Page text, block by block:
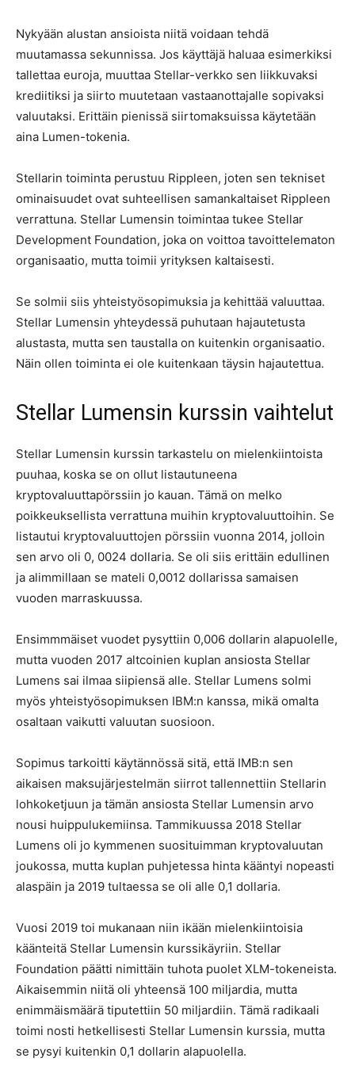
Nykyään alustan ansioista niitä voidaan tehdä
muutamassa sekunnissa. Jos käyttäjä haluaa esimerkiksi
tallettaa euroja, muuttaa Stellar-verkko sen liikkuvaksi
krediitiksi ja siirto muutetaan vastaanottajalle sopivaksi
valuutaksi. Erittäin pienissä siirtomaksuissa käytetään
aina Lumen-tokenia.
Stellarin toiminta perustuu Rippleen, joten sen tekniset
ominaisuudet ovat suhteellisen samankaltaiset Rippleen
verrattuna. Stellar Lumensin toimintaa tukee Stellar
Development Foundation, joka on voittoa tavoittelematon
organisaatio, mutta toimii yrityksen kaltaisesti.
Se solmii siis yhteistyösopimuksia ja kehittää valuuttaa.
Stellar Lumensin yhteydessä puhutaan hajautetusta
alustasta, mutta sen taustalla on kuitenkin organisaatio.
Näin ollen toiminta ei ole kuitenkaan täysin hajautettua.
Stellar Lumensin kurssin vaihtelut
Stellar Lumensin kurssin tarkastelu on mielenkiintoista
puuhaa, koska se on ollut listautuneena
kryptovaluuttapörssiin jo kauan. Tämä on melko
poikkeuksellista verrattuna muihin kryptovaluuttoihin. Se
listautui kryptovaluuttojen pörssiin vuonna 2014, jolloin
sen arvo oli 0, 0024 dollaria. Se oli siis erittäin edullinen
ja alimmillaan se mateli 0,0012 dollarissa samaisen
vuoden marraskuussa.
Ensimmmäiset vuodet pysyttiin 0,006 dollarin alapuolelle,
mutta vuoden 2017 altcoinien kuplan ansiosta Stellar
Lumens sai ilmaa siipiensä alle. Stellar Lumens solmi
myös yhteistyösopimuksen IBM:n kanssa, mikä omalta
osaltaan vaikutti valuutan suosioon.
Sopimus tarkoitti käytännössä sitä, että IMB:n sen
aikaisen maksujärjestelmän siirrot tallennettiin Stellarin
lohkoketjuun ja tämän ansiosta Stellar Lumensin arvo
nousi huippulukemiinsa. Tammikuussa 2018 Stellar
Lumens oli jo kymmenen suosituimman kryptovaluutan
joukossa, mutta kuplan puhjetessa hinta kääntyi nopeasti
alaspäin ja 2019 tultaessa se oli alle 0,1 dollaria.
Vuosi 2019 toi mukanaan niin ikään mielenkiintoisia
käänteitä Stellar Lumensin kurssikäyriin. Stellar
Foundation päätti nimittäin tuhota puolet XLM-tokeneista.
Aikaisemmin niitä oli yhteensä 100 miljardia, mutta
enimmäismäärä tiputettiin 50 miljardiin. Tämä radikaali
toimi nosti hetkellisesti Stellar Lumensin kurssia, mutta
se pysyi kuitenkin 0,1 dollarin alapuolella.